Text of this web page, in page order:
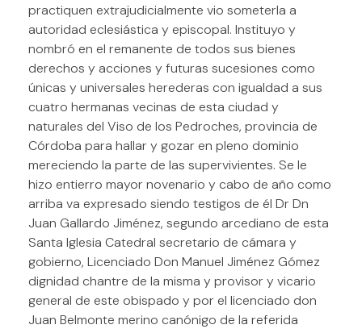
practiquen extrajudicialmente vio someterla a
autoridad eclesiástica y episcopal. Instituyo y
nombró en el remanente de todos sus bienes
derechos y acciones y futuras sucesiones como
únicas y universales herederas con igualdad a sus
cuatro hermanas vecinas de esta ciudad y
naturales del Viso de los Pedroches, provincia de
Córdoba para hallar y gozar en pleno dominio
mereciendo la parte de las supervivientes. Se le
hizo entierro mayor novenario y cabo de año como
arriba va expresado siendo testigos de él Dr Dn
Juan Gallardo Jiménez, segundo arcediano de esta
Santa Iglesia Catedral secretario de cámara y
gobierno, Licenciado Don Manuel Jiménez Gómez
dignidad chantre de la misma y provisor y vicario
general de este obispado y por el licenciado don
Juan Belmonte merino canónigo de la referida